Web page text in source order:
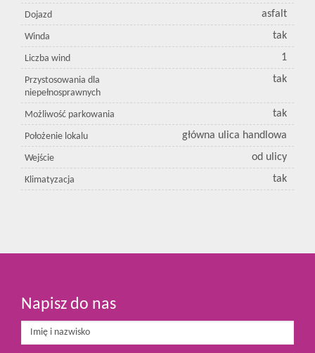
Dojazd asfalt
Winda tak
Liczba wind 1
Przystosowania dla
niepełnosprawnych
tak
Możliwość parkowania tak
Położenie lokalu główna ulica handlowa
Wejście od ulicy
Klimatyzacja tak
Napisz do nas